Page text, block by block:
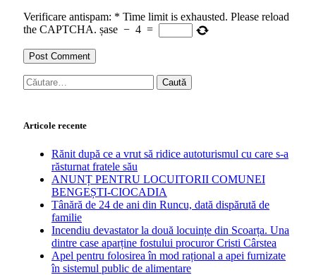
Verificare antispam: * Time limit is exhausted. Please reload
the CAPTCHA. șase − 4 =
Caută
după:
Articole recente
Rănit după ce a vrut să ridice autoturismul cu care s-a
răsturnat fratele său
ANUNȚ PENTRU LOCUITORII COMUNEI
BENGEȘTI-CIOCADIA
Tânără de 24 de ani din Runcu, dată dispărută de
familie
Incendiu devastator la două locuințe din Scoarța. Una
dintre case aparține fostului procuror Cristi Cârstea
Apel pentru folosirea în mod rațional a apei furnizate
în sistemul public de alimentare